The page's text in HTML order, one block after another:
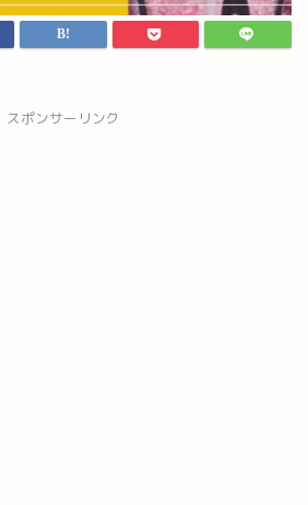
スポンサーリンク